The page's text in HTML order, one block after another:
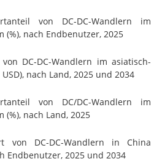
von DC-DC-Wandlern im
(%), nach Endbenutzer, 2025
DC-DC-Wandlern im asiatisch-
nach Land, 2025 und 2034
von DC/DC-Wandlern im
(%), nach Land, 2025
von DC-DC-Wandlern in China
Endbenutzer, 2025 und 2034